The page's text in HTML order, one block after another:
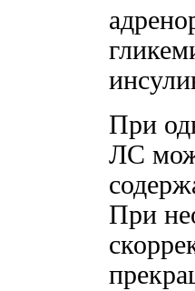
При
ЛС
При